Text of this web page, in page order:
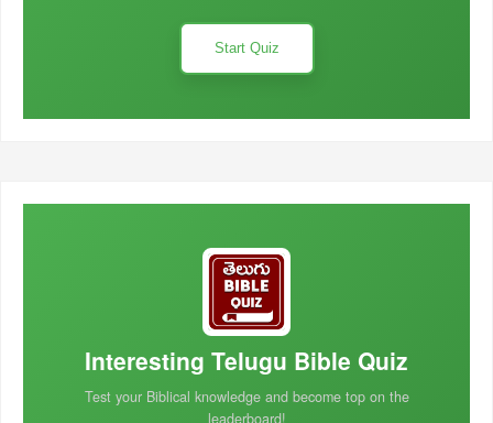
Start Quiz
Interesting Telugu Bible Quiz
Test your Biblical knowledge and become top on the
leaderboard!